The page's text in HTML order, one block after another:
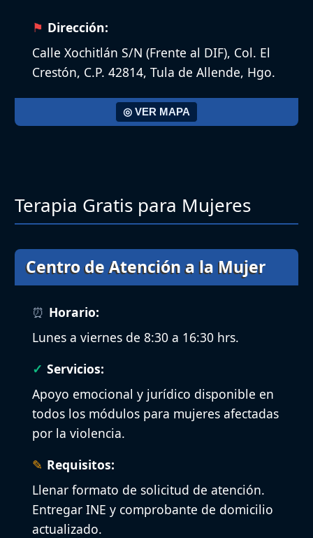
Dirección:
Calle Xochitlán S/N (Frente al DIF), Col. El
Crestón, C.P. 42814, Tula de Allende, Hgo.
◎ VER MAPA
Terapia Gratis para Mujeres
Centro de Atención a la Mujer
Horario:
Lunes a viernes de 8:30 a 16:30 hrs.
Servicios:
Apoyo emocional y jurídico disponible en
todos los módulos para mujeres afectadas
por la violencia.
Requisitos:
Llenar formato de solicitud de atención.
Entregar INE y comprobante de domicilio
actualizado.